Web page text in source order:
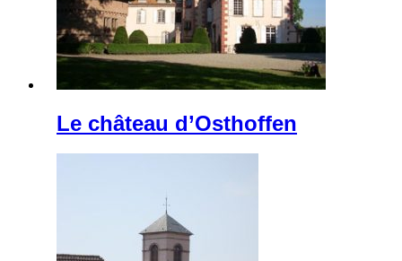
Le château d’Osthoffen